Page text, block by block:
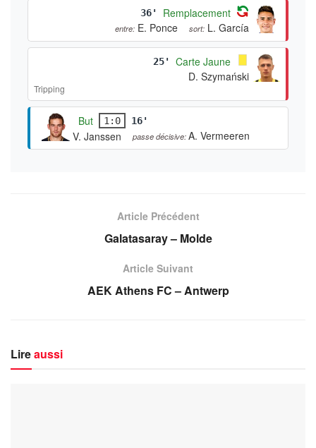
36' Remplacement
entre: E. Ponce sort: L. García
25'
Carte Jaune
D. Szymański
Tripping
But 1:0 16'
V. Janssen passe décisive:A. Vermeeren
Article Précédent
Galatasaray – Molde
Article Suivant
AEK Athens FC – Antwerp
Lireaussi